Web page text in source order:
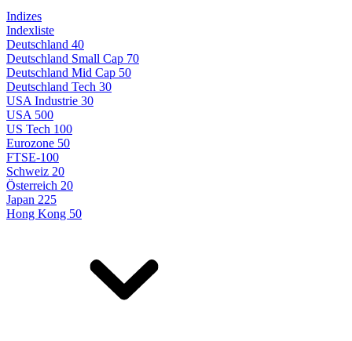
Indizes
Indexliste
Deutschland 40
Deutschland Small Cap 70
Deutschland Mid Cap 50
Deutschland Tech 30
USA Industrie 30
USA 500
US Tech 100
Eurozone 50
FTSE-100
Schweiz 20
Österreich 20
Japan 225
Hong Kong 50